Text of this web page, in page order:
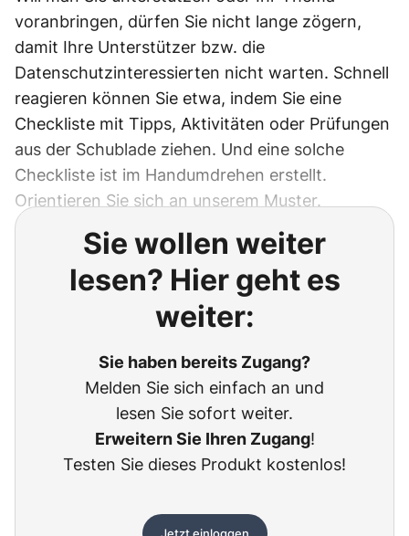
voranbringen, dürfen Sie nicht lange zögern,
damit Ihre Unterstützer bzw. die
Datenschutzinteressierten nicht warten. Schnell
reagieren können Sie etwa, indem Sie eine
Checkliste mit Tipps, Aktivitäten oder Prüfungen
aus der Schublade ziehen. Und eine solche
Checkliste ist im Handumdrehen erstellt.
Orientieren Sie sich an unserem Muster.
Sie wollen weiter
lesen? Hier geht es
weiter:
Sie haben bereits Zugang?
Melden Sie sich einfach an und
lesen Sie sofort weiter.
Erweitern Sie Ihren Zugang!
Testen Sie dieses Produkt kostenlos!